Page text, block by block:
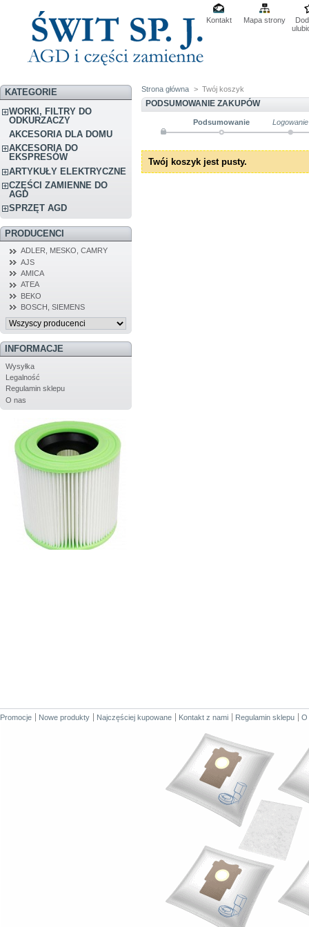
Kontakt Mapa strony
KATEGORIE
WORKI, FILTRY DO
ODKURZACZY
AKCESORIA DLA DOMU
AKCESORIA DO
EKSPRESÓW
ARTYKUŁY ELEKTRYCZNE
CZĘŚCI ZAMIENNE DO
AGD
SPRZĘT AGD
PRODUCENCI
ADLER, MESKO, CAMRY
AJS
AMICA
ATEA
BEKO
BOSCH, SIEMENS
INFORMACJE
Wysyłka
Legalność
Regulamin sklepu
O nas
Strona główna > Twój koszyk
PODSUMOWANIE ZAKUPÓW
Podsumowanie Logowanie
Twój koszyk jest pusty.
Promocje Nowe produkty Najczęściej kupowane Kontakt z nami Regulamin sklepu O